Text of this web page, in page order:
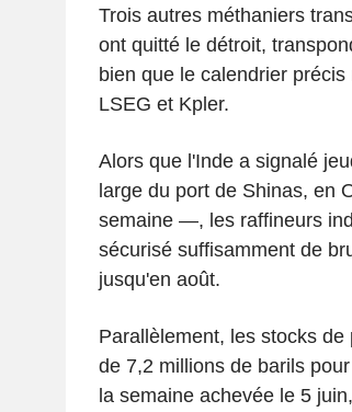
Trois autres méthaniers
ont quitté le détroit,
bien que le calendrier
LSEG et Kpler.
Alors que l'Inde a signalé
large du port de Shinas, en
semaine —, les raffineurs
sécurisé suffisamment de
jusqu'en août.
Parallèlement, les stocks
de 7,2 millions de barils
la semaine achevée le 5